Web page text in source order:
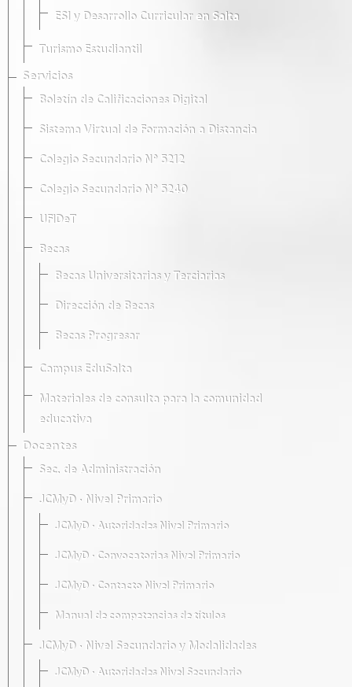
ESI y Desarrollo Curricular en Salta
Turismo Estudiantil
Servicios
Boletín de Calificaciones Digital
Sistema Virtual de Formación a Distancia
Colegio Secundario Nº 5212
Colegio Secundario Nº 5240
UFIDeT
Becas
Becas Universitarias y Terciarias
Dirección de Becas
Becas Progresar
Campus EduSalta
Materiales de consulta para la comunidad
educativa
Docentes
Sec. de Administración
JCMyD · Nivel Primario
JCMyD · Autoridades Nivel Primario
JCMyD · Convocatorias Nivel Primario
JCMyD · Contacto Nivel Primario
Manual de competencias de títulos
JCMyD · Nivel Secundario y Modalidades
JCMyD · Autoridades Nivel Secundario